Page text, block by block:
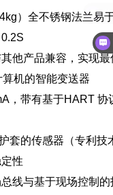
）全不锈钢法兰易
率：0.2S
他产品兼容，实现最
算机的智能变送
，带有基于HART 协
套的传感器（专利技
性
线与基于现场控制的